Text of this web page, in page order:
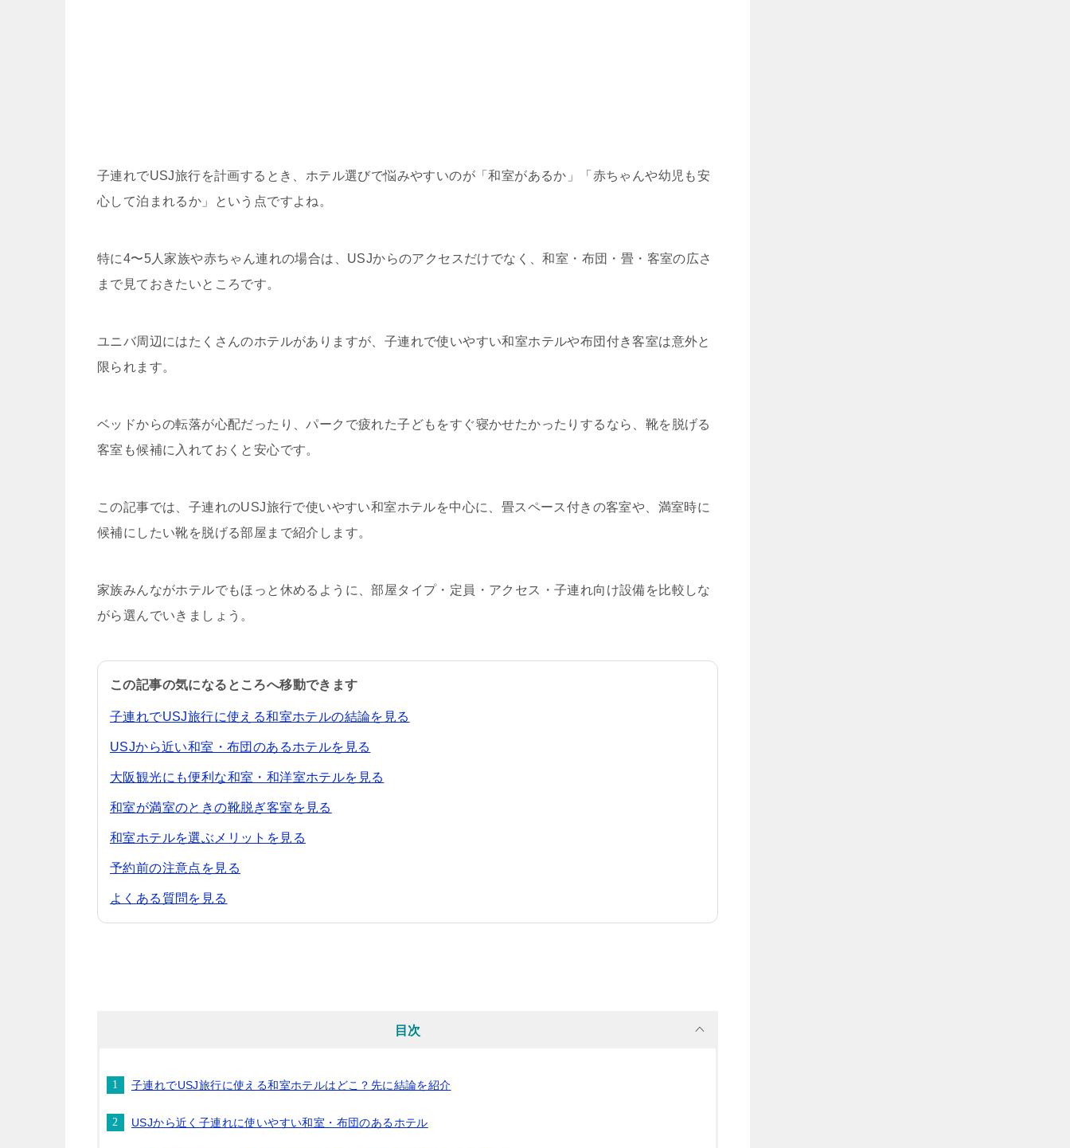
子連れでUSJ旅行を計画するとき、ホテル選びで悩みやすいのが「和室があるか」「赤ちゃんや幼児も安
心して泊まれるか」という点ですよね。
特に4〜5人家族や赤ちゃん連れの場合は、USJからのアクセスだけでなく、和室・布団・畳・客室の広さ
まで見ておきたいところです。
ユニバ周辺にはたくさんのホテルがありますが、子連れで使いやすい和室ホテルや布団付き客室は意外と
限られます。
ベッドからの転落が心配だったり、パークで疲れた子どもをすぐ寝かせたかったりするなら、靴を脱げる
客室も候補に入れておくと安心です。
この記事では、子連れのUSJ旅行で使いやすい和室ホテルを中心に、畳スペース付きの客室や、満室時に
候補にしたい靴を脱げる部屋まで紹介します。
家族みんながホテルでもほっと休めるように、部屋タイプ・定員・アクセス・子連れ向け設備を比較しな
がら選んでいきましょう。
この記事の気になるところへ移動できます
子連れでUSJ旅行に使える和室ホテルの結論を見る
USJから近い和室・布団のあるホテルを見る
大阪観光にも便利な和室・和洋室ホテルを見る
和室が満室のときの靴脱ぎ客室を見る
和室ホテルを選ぶメリットを見る
予約前の注意点を見る
よくある質問を見る
目次
子連れでUSJ旅行に使える和室ホテルはどこ？先に結論を紹介
USJから近く子連れに使いやすい和室・布団のあるホテル